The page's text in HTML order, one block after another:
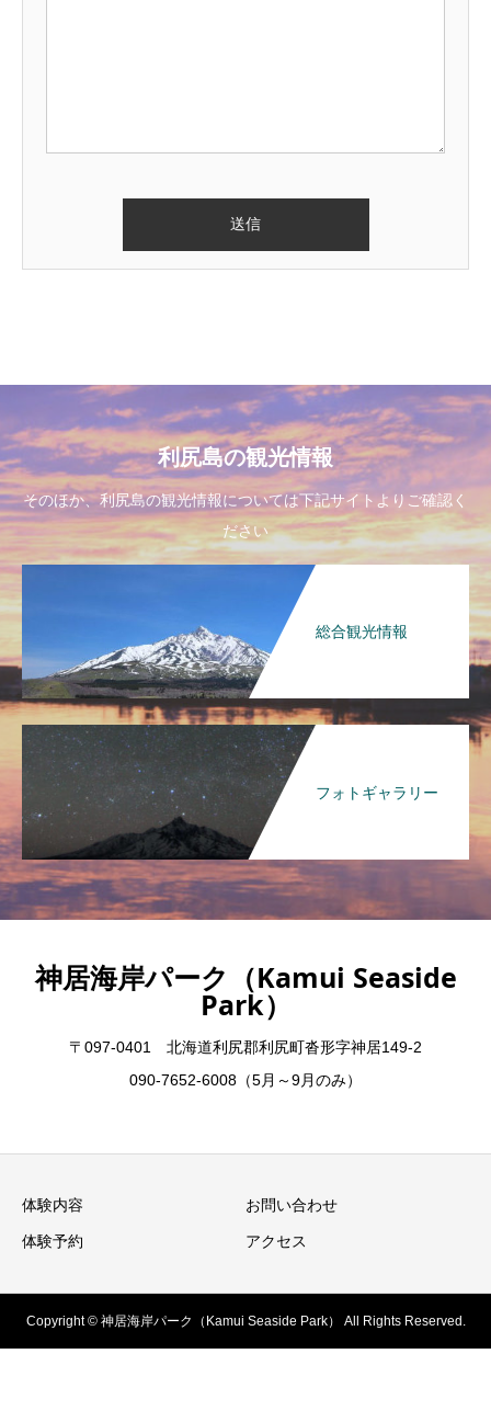
利尻島の観光情報
そのほか、利尻島の観光情報については下記サイトよりご確認く
ださい
総合観光情報
フォトギャラリー
神居海岸パーク（Kamui Seaside
Park）
〒097-0401 北海道利尻郡利尻町沓形字神居149-2
090-7652-6008（5月～9月のみ）
体験内容 お問い合わせ
体験予約 アクセス
Copyright © 神居海岸パーク（Kamui Seaside Park） All Rights Reserved.